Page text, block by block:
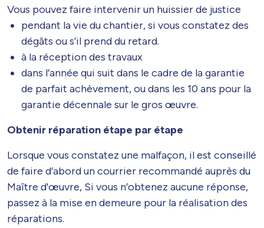
Vous pouvez faire intervenir un huissier de justice
pendant la vie du chantier, si vous constatez des
dégâts ou s’il prend du retard.
à la réception des travaux
dans l’année qui suit dans le cadre de la garantie
de parfait achèvement, ou dans les 10 ans pour la
garantie décennale sur le gros œuvre.
Obtenir réparation étape par étape
Lorsque vous constatez une malfaçon, il est conseillé
de faire d’abord un courrier recommandé auprès du
Maître d'œuvre, Si vous n’obtenez aucune réponse,
passez à la mise en demeure pour la réalisation des
réparations.